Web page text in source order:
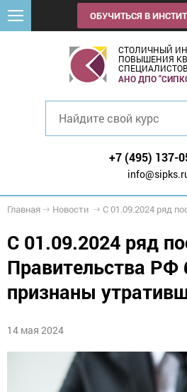
ОБУЧИТЬСЯ В
СТОЛИЧНЫЙ
ПОВЫШЕНИЯ
СПЕЦИАЛИСТОВ
АНО ДПО
+7 (495) 137-
Главная Новости С 01.09.2024 ряд постановлений
С 01.09.2024 ряд
Правительства РФ
признаны
14 мая 2024